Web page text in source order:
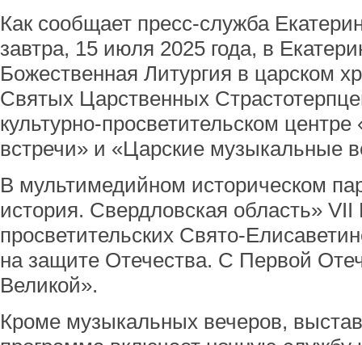
Как сообщает пресс-служба
завтра, 15 июля 2025 года, в
Божественная Литургия в царском
Святых Царственных
культурно-просветительском
встречи» и «Царские музыкальные
В мультимедийном историческом
история. Свердловская область»
просветительских Свято-
на защите Отечества. С Первой
Великой».
Кроме музыкальных вечеров,